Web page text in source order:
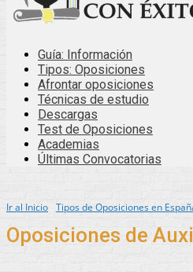
Guía: Información
Tipos: Oposiciones
Afrontar oposiciones
Técnicas de estudio
Descargas
Test de Oposiciones
Academias
Últimas Convocatorias
Ir al Inicio Tipos de Oposiciones en
Oposiciones de